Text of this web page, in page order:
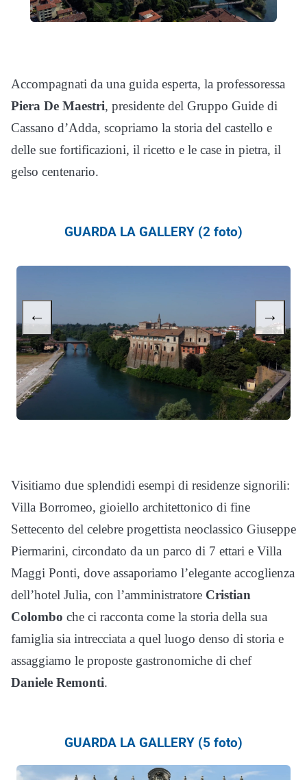
Accompagnati da una guida esperta, la professoressa
Piera De Maestri, presidente del Gruppo Guide di
Cassano d’Adda, scopriamo la storia del castello e
delle sue fortificazioni, il ricetto e le case in pietra, il
gelso centenario.
GUARDA LA GALLERY (2 foto)
← →
Visitiamo due splendidi esempi di residenze signorili:
Villa Borromeo, gioiello architettonico di fine
Settecento del celebre progettista neoclassico Giuseppe
Piermarini, circondato da un parco di 7 ettari e Villa
Maggi Ponti, dove assaporiamo l’elegante accoglienza
dell’hotel Julia, con l’amministratore Cristian
Colombo che ci racconta come la storia della sua
famiglia sia intrecciata a quel luogo denso di storia e
assaggiamo le proposte gastronomiche di chef
Daniele Remonti.
GUARDA LA GALLERY (5 foto)